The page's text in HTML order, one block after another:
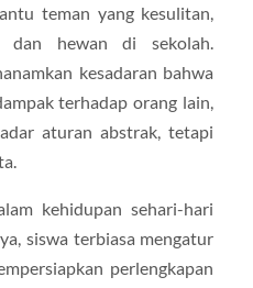
teman yang kesulitan,
dan hewan di sekolah.
kesadaran bahwa
terhadap orang lain,
aturan abstrak, tetapi
kehidupan sehari-hari
siswa terbiasa mengatur
perlengkapan